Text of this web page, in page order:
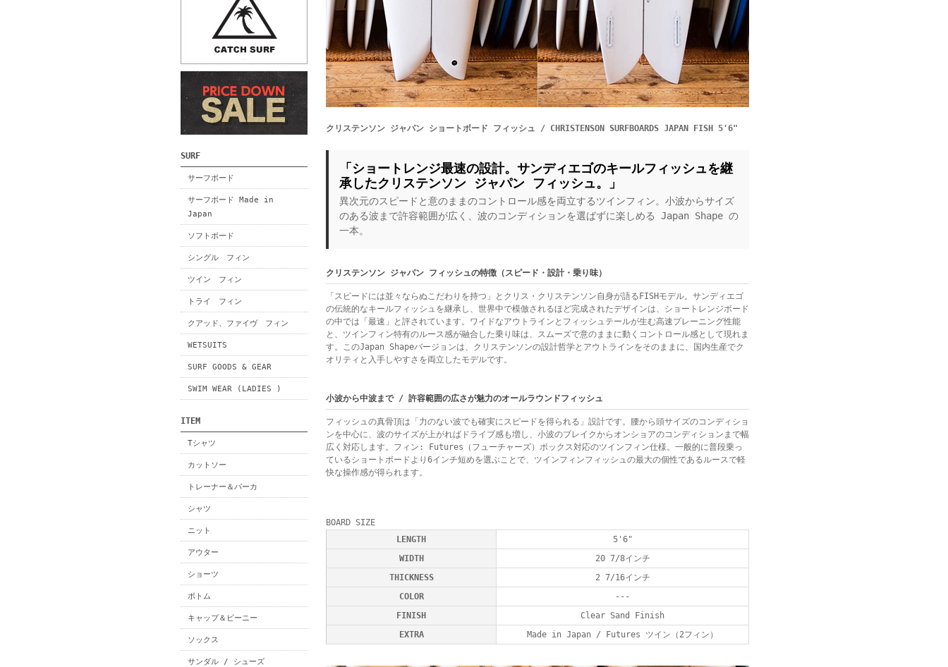
SURF
サーフボード
サーフボード Made in
Japan
ソフトボード
シングル フィン
ツイン フィン
トライ フィン
クアッド、ファイヴ フィン
WETSUITS
SURF GOODS & GEAR
SWIM WEAR (LADIES )
ITEM
Tシャツ
カットソー
トレーナー＆パーカ
シャツ
ニット
アウター
ショーツ
ボトム
キャップ＆ビーニー
ソックス
サンダル / シューズ
クリステンソン ジャパン ショートボード フィッシュ / CHRISTENSON SURFBOARDS JAPAN FISH 5'6"
「ショートレンジ最速の設計。サンディエゴのキールフィッシュを継
承したクリステンソン ジャパン フィッシュ。」
異次元のスピードと意のままのコントロール感を両立するツインフィン。小波からサイズ
のある波まで許容範囲が広く、波のコンディションを選ばずに楽しめる Japan Shape の
一本。
クリステンソン ジャパン フィッシュの特徴（スピード・設計・乗り味）
「スピードには並々ならぬこだわりを持つ」とクリス・クリステンソン自身が語るFISHモデル。サンディエゴ
の伝統的なキールフィッシュを継承し、世界中で模倣されるほど完成されたデザインは、ショートレンジボード
の中では「最速」と評されています。ワイドなアウトラインとフィッシュテールが生む高速プレーニング性能
と、ツインフィン特有のルース感が融合した乗り味は、スムーズで意のままに動くコントロール感として現れま
す。このJapan Shapeバージョンは、クリステンソンの設計哲学とアウトラインをそのままに、国内生産でク
オリティと入手しやすさを両立したモデルです。
小波から中波まで / 許容範囲の広さが魅力のオールラウンドフィッシュ
フィッシュの真骨頂は「力のない波でも確実にスピードを得られる」設計です。腰から頭サイズのコンディショ
ンを中心に、波のサイズが上がればドライブ感も増し、小波のブレイクからオンショアのコンディションまで幅
広く対応します。フィン: Futures（フューチャーズ）ボックス対応のツインフィン仕様。一般的に普段乗っ
ているショートボードより6インチ短めを選ぶことで、ツインフィンフィッシュの最大の個性であるルースで軽
快な操作感が得られます。
BOARD SIZE
LENGTH
5'6"
WIDTH
20 7/8インチ
THICKNESS
2 7/16インチ
COLOR
---
FINISH
Clear Sand Finish
EXTRA
Made in Japan / Futures ツイン（2フィン）